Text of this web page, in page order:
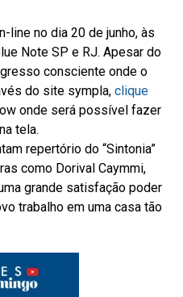
line no dia 20 de junho, às
Note SP e RJ. Apesar do
consciente onde o
do site sympla, clique
onde será possível fazer
tela.
repertório do “Sintonia”
como Dorival Caymmi,
grande satisfação poder
trabalho em uma casa tão